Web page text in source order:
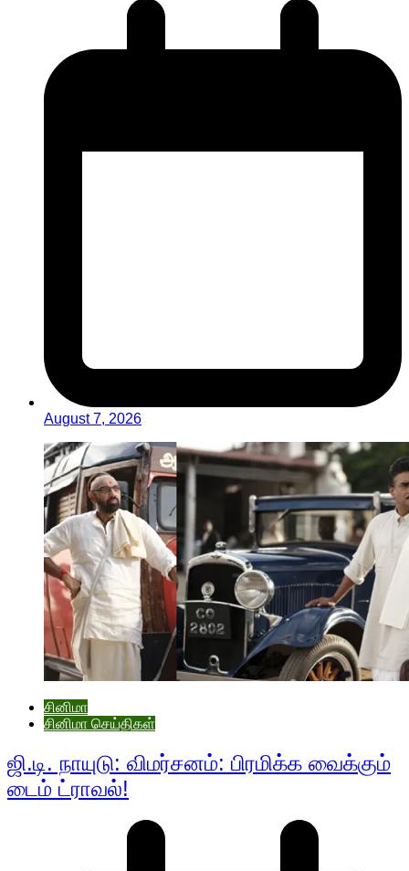
August 7, 2026
சினிமா
சினிமா செய்திகள்
ஜி.டி. நாயுடு: விமர்சனம்: பிரமிக்க வைக்கும்
டைம் ட்ராவல்!